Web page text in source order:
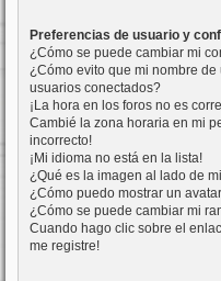
Preferencias de usuario y
¿Cómo se puede cambiar mi
¿Cómo evito que mi nombre
usuarios conectados?
¡La hora en los foros no es
Cambié la zona horaria en mi
incorrecto!
¡Mi idioma no está en la lista!
¿Qué es la imagen al lado de
¿Cómo puedo mostrar un
¿Cómo se puede cambiar mi
Cuando hago clic sobre el
me registre!